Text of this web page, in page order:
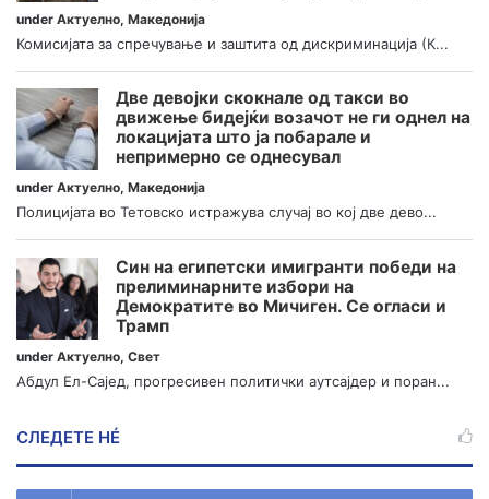
under Актуелно, Македонија
Комисијата за спречување и заштита од дискриминација (К...
Две девојки скокнале од такси во
движење бидејќи возачот не ги однел на
локацијата што ја побарале и
непримерно се однесувал
under Актуелно, Македонија
Полицијата во Тетовско истражува случај во кој две дево...
Син на египетски имигранти победи на
прелиминарните избори на
Демократите во Мичиген. Се огласи и
Трамп
under Актуелно, Свет
Абдул Ел-Сајед, прогресивен политички аутсајдер и поран...
СЛЕДЕТЕ НÉ